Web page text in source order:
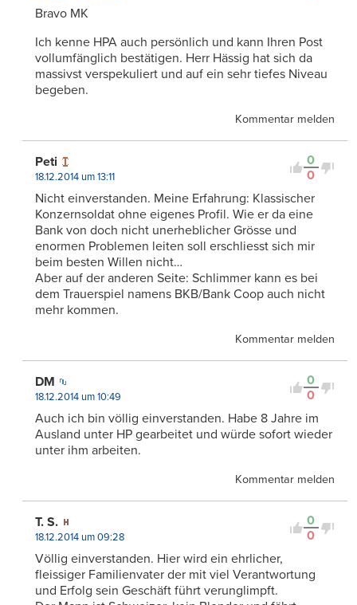
Bravo MK
Ich kenne HPA auch persönlich und kann Ihren Post
vollumfänglich bestätigen. Herr Hässig hat sich da
massivst verspekuliert und auf ein sehr tiefes Niveau
begeben.
Kommentar melden
0
0
Peti
18.12.2014 um 13:11
Nicht einverstanden. Meine Erfahrung: Klassischer
Konzernsoldat ohne eigenes Profil. Wie er da eine
Bank von doch nicht unerheblicher Grösse und
enormen Problemen leiten soll erschliesst sich mir
beim besten Willen nicht…
Aber auf der anderen Seite: Schlimmer kann es bei
dem Trauerspiel namens BKB/Bank Coop auch nicht
mehr kommen.
Kommentar melden
0
0
DM
18.12.2014 um 10:49
Auch ich bin völlig einverstanden. Habe 8 Jahre im
Ausland unter HP gearbeitet und würde sofort wieder
unter ihm arbeiten.
Kommentar melden
0
0
T. S.
18.12.2014 um 09:28
Völlig einverstanden. Hier wird ein ehrlicher,
fleissiger Familienvater der mit viel Verantwortung
und Erfolg sein Geschäft führt verunglimpft.